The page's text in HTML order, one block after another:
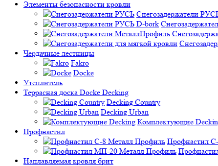
Элементы безопасности кровли
Снегозадержатели
Чердачные лестницы
Fakro
Docke
Утеплитель
Террасная доска Docke Decking
Decking Country
Decking Urban
Комплектующие
Профнастил
Профнастил
Наплавляемая кровля брит